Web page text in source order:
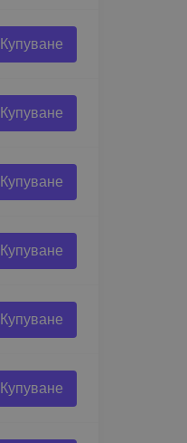
Купуване
Купуване
Купуване
Купуване
Купуване
Купуване